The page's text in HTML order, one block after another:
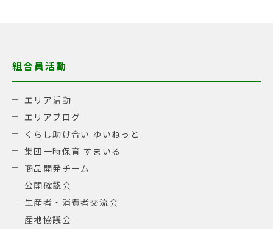
組合員活動
エリア活動
エリアブログ
くらし助け合い ゆいねっと
集団一時保育 すまいる
商品開発チーム
公開確認会
生産者・消費者交流会
産地協議会